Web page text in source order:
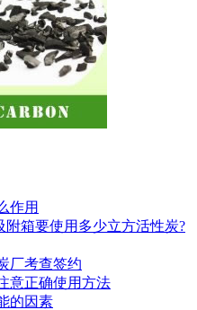
作用
附箱要使用多少立方活性炭?
厂考查签约
意正确使用方法
的因素